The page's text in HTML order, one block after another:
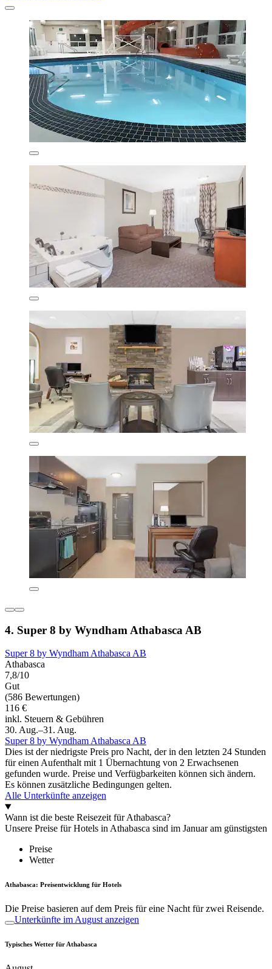
4. Super 8 by Wyndham Athabasca AB
Super 8 by Wyndham Athabasca AB
Athabasca
7,8/10
Gut
(586 Bewertungen)
116 €
inkl. Steuern & Gebühren
30. Aug.–31. Aug.
Super 8 by Wyndham Athabasca AB
Dies ist der niedrigste Preis pro Nacht, der in den letzten 24 Stunden
für einen Aufenthalt mit 1 Übernachtung von 2 Erwachsenen
gefunden wurde. Preise und Verfügbarkeiten können sich ändern.
Es können zusätzliche Bedingungen gelten.
Alle Unterkünfte anzeigen
Wann ist die beste Reisezeit für Athabasca?
Unsere Preise für Hotels in Athabasca sind im Januar am günstigsten
Preise
Wetter
Athabasca: Preisentwicklung für Hotels
Die Preise basieren auf dem Preis für eine Nacht für zwei Reisende.
Unterkünfte im August anzeigen
Typisches Wetter für Athabasca